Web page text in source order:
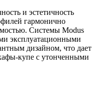
и эстетичность
гармонично
Системы Modus
эксплуатационными
дизайном, что дает
купе с утонченными